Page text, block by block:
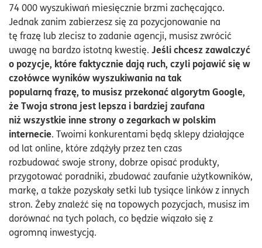
74 000 wyszukiwań miesięcznie brzmi zachęcająco.
Jednak zanim zabierzesz się za pozycjonowanie na
tę frazę lub zlecisz to zadanie agencji, musisz zwrócić
uwagę na bardzo istotną kwestię. Jeśli chcesz zawalczyć
o pozycje, które faktycznie dają ruch, czyli pojawić się w
czołówce wyników wyszukiwania na tak
popularną frazę, to musisz przekonać algorytm Google,
że Twoja strona jest lepsza i bardziej zaufana
niż wszystkie inne strony o zegarkach w polskim
internecie. Twoimi konkurentami będą sklepy działające
od lat online, które zdążyły przez ten czas
rozbudować swoje strony, dobrze opisać produkty,
przygotować poradniki, zbudować zaufanie użytkowników,
markę, a także pozyskały setki lub tysiące linków z innych
stron. Żeby znaleźć się na topowych pozycjach, musisz im
dorównać na tych polach, co będzie wiązało się z
ogromną inwestycją.